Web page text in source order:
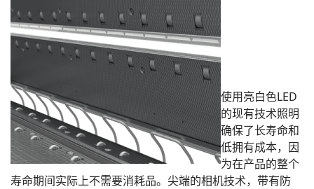
使用亮白色LED
的现有技术照明
确保了长寿命和
低拥有成本，因
为在产品的整个
寿命期间实际上不需要消耗品。尖端的相机技术，带有防